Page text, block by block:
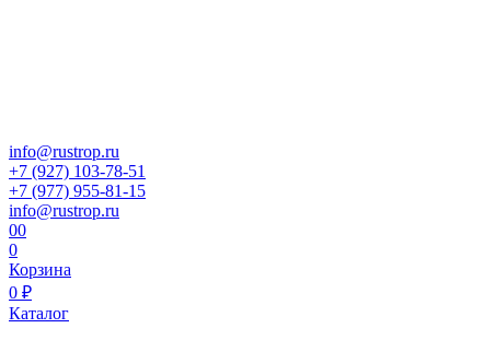
info@rustrop.ru
+7 (927) 103-78-51
+7 (977) 955-81-15
info@rustrop.ru
00
0
Корзина
0 ₽
Каталог